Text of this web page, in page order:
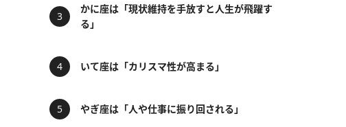
かに座は「現状維持を手放すと人生が飛躍す
る」
いて座は「カリスマ性が高まる」
やぎ座は「人や仕事に振り回される」